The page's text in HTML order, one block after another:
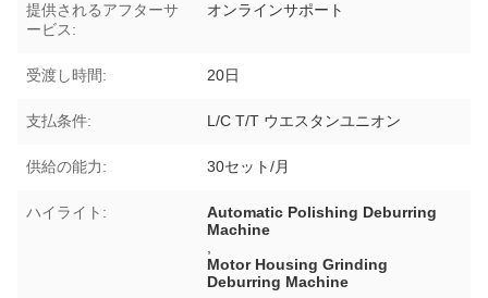
提供されるアフターサ
ービス:
オンラインサポート
受渡し時間: 20日
支払条件: L/C T/T ウエスタンユニオン
供給の能力: 30セット/月
ハイライト:
Automatic Polishing Deburring
Machine
Motor Housing Grinding
Deburring Machine